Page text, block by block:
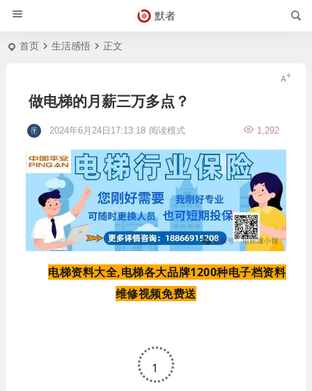
默者
首页 生活感悟 正文
做电梯的月薪三万多点？
2024年6月24日17:13:18 1,292
阅读模式
电梯资料大全,电梯各大品牌1200种电子档资料
维修视频免费送
1